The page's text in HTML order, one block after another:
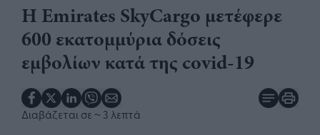
Η Emirates SkyCargo μετέφερε
600 εκατομμύρια δόσεις
εμβολίων κατά της covid-19
Διαβάζεται σε ~ 3 λεπτά